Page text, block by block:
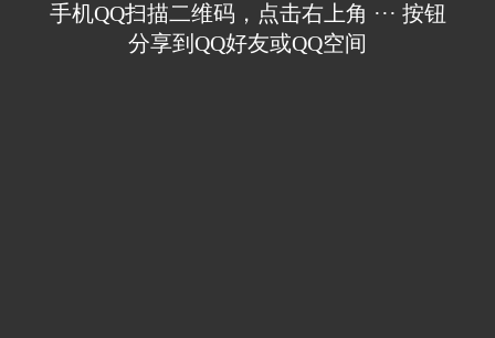
手机QQ扫描二维码，点击右上角 ··· 按钮
分享到QQ好友或QQ空间